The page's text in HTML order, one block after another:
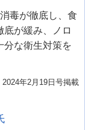
毒が徹底し、食
が緩み、ノロ
分な衛生対策を
年2月19日号掲載